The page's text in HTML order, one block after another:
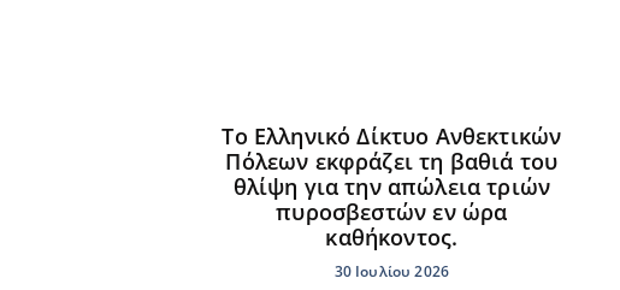
Το Ελληνικό Δίκτυο Ανθεκτικών
Πόλεων εκφράζει τη βαθιά του
θλίψη για την απώλεια τριών
πυροσβεστών εν ώρα
καθήκοντος.
30 Ιουλίου 2026